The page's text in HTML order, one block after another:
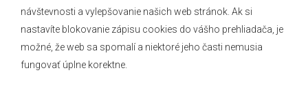
návštevnosti a vylepšovanie našich web stránok. Ak si
nastavíte blokovanie zápisu cookies do vášho prehliadača, je
možné, že web sa spomalí a niektoré jeho časti nemusia
fungovať úplne korektne.
Kontakt
Mapa stránok